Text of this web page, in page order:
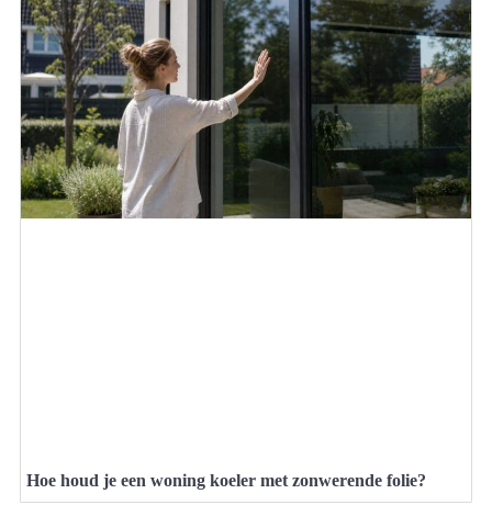
Hoe houd je een woning koeler met zonwerende folie?